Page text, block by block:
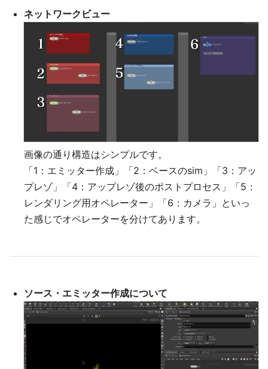
ネットワークビュー
画像の通り構造はシンプルです。
「1：エミッター作成」「2：ベースのsim」「3：アッ
プレゾ」「4：アップレゾ後のポストプロセス」「5：
レンダリング用オペレーター」「6：カメラ」といっ
た感じでオペレーターを分けてあります。
ソース・エミッター作成について